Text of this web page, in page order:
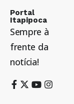
Portal
Itapipoca
Sempre à
frente da
notícia!